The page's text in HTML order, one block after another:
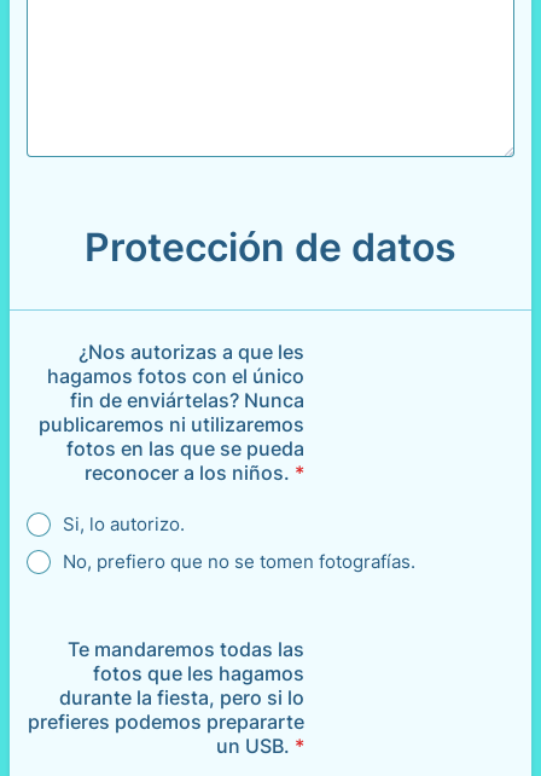
Protección de datos
¿Nos autorizas a que les
hagamos fotos con el único
fin de enviártelas? Nunca
publicaremos ni utilizaremos
fotos en las que se pueda
reconocer a los niños. *
Si, lo autorizo.
No, prefiero que no se tomen fotografías.
Te mandaremos todas las
fotos que les hagamos
durante la fiesta, pero si lo
prefieres podemos prepararte
un USB. *